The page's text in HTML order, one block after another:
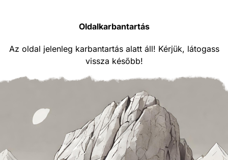
Oldalkarbantartás
Az oldal jelenleg karbantartás alatt áll! Kérjük, látogass
vissza később!